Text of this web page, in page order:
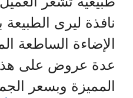
نافذة ليرى الطبيعة
الإضاءة الساطعة
عدة عروض على
المميزة وبسعر